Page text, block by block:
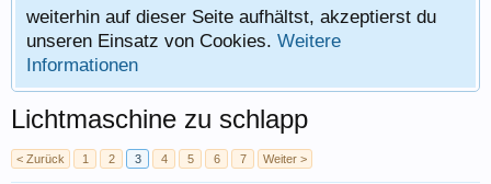
weiterhin auf dieser Seite aufhältst, akzeptierst du
unseren Einsatz von Cookies. Weitere
Informationen
Lichtmaschine zu schlapp
< Zurück 1 2 3 4 5 6 7 Weiter >